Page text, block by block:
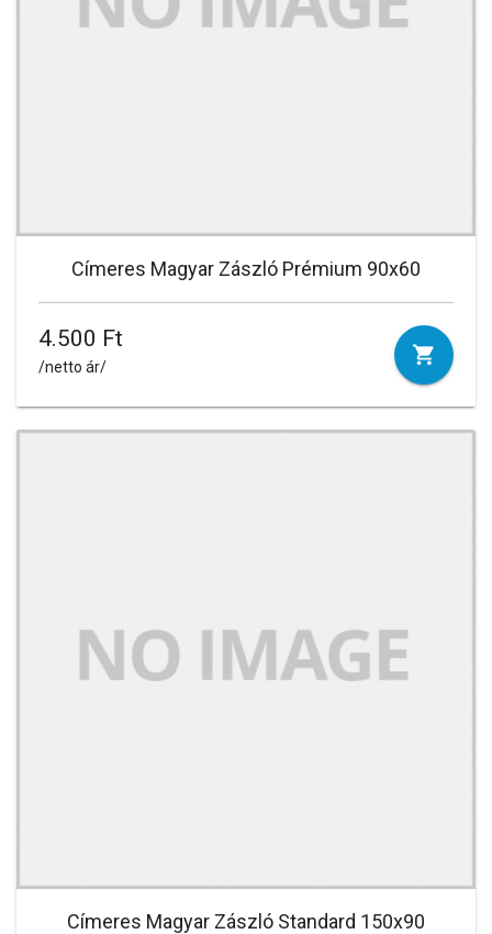
Címeres Magyar Zászló Prémium 90x60
4.500 Ft
/netto ár/
Címeres Magyar Zászló Standard 150x90